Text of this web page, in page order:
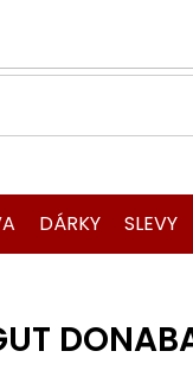
DÁRKY SLEVY